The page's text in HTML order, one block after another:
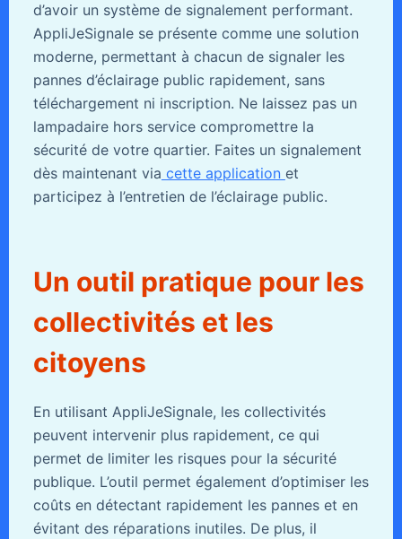
d’avoir un système de signalement performant.
AppliJeSignale se présente comme une solution
moderne, permettant à chacun de signaler les
pannes d’éclairage public rapidement, sans
téléchargement ni inscription. Ne laissez pas un
lampadaire hors service compromettre la
sécurité de votre quartier. Faites un signalement
dès maintenant via cette application et
participez à l’entretien de l’éclairage public.
Un outil pratique pour les
collectivités et les
citoyens
En utilisant AppliJeSignale, les collectivités
peuvent intervenir plus rapidement, ce qui
permet de limiter les risques pour la sécurité
publique. L’outil permet également d’optimiser les
coûts en détectant rapidement les pannes et en
évitant des réparations inutiles. De plus, il